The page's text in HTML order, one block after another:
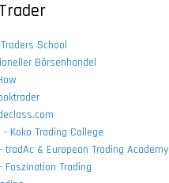
School
Börsenhandel
- Koko Trading College
tradAc & European Trading Academy
Faszination Trading